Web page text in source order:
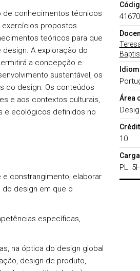
de conhecimentos técnicos
propostos.
teóricos para que
A exploração do
a concepção e
sustentável, os
do design. Os conteúdos
e aos contextos culturais,
e ecológicos definidos no
constrangimento, elaborar
design em que o
específicas,
na óptica do design global
design de produto,
41670
Área
10
PL: